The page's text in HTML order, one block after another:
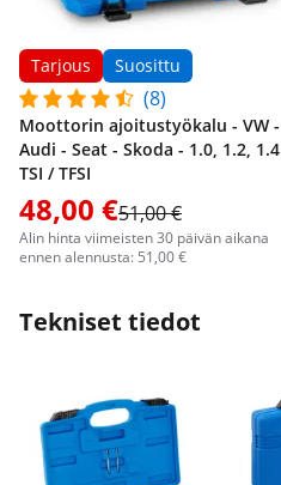
Tarjous Suosittu
(8)
Moottorin ajoitustyökalu - VW -
Audi - Seat - Skoda - 1.0, 1.2, 1.4
TSI / TFSI
48,00 €51,00 €
Alin hinta viimeisten 30 päivän aikana
ennen alennusta: 51,00 €
Tekniset tiedot